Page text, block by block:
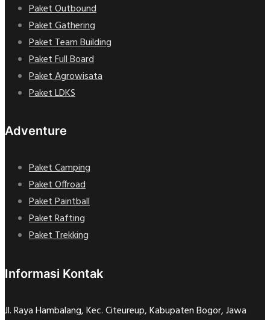
Paket Outbound
Paket Gathering
Paket Team Building
Paket Full Board
Paket Agrowisata
Paket LDKS
Adventure
Paket Camping
Paket Offroad
Paket Paintball
Paket Rafting
Paket Trekking
Informasi Kontak
Jl. Raya Hambalang, Kec. Citeureup, Kabupaten Bogor, Jawa